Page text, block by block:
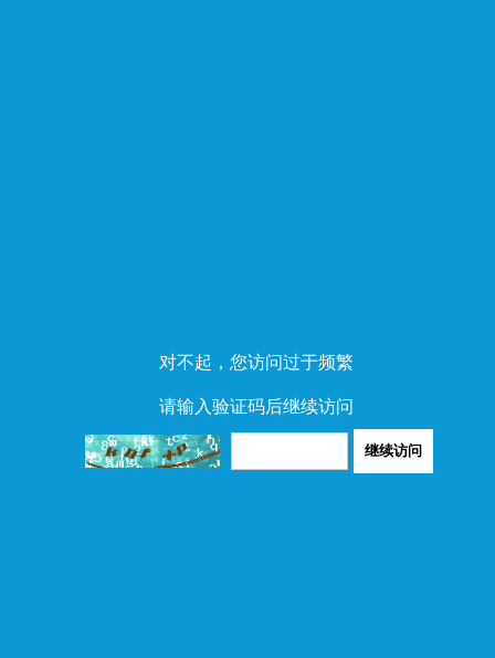
对不起，您访问过于频繁
请输入验证码后继续访问
继续访问